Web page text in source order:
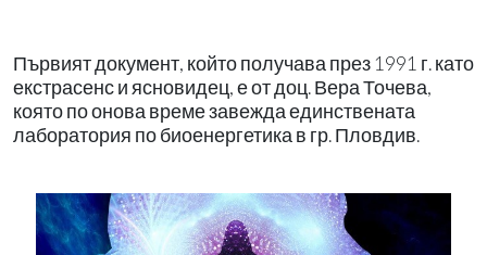
Първият документ, който получава през 1991 г. като
екстрасенс и ясновидец, е от доц. Вера Точева,
която по онова време завежда единствената
лаборатория по биоенергетика в гр. Пловдив.